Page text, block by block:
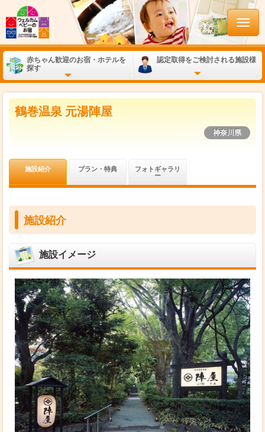
赤ちゃん歓迎のお宿・ホテルを
探す
認定取得をご検討される施設様
鶴巻温泉 元湯陣屋
神奈川県
施設紹介 プラン・特典 フォトギャラリ
ー
施設紹介
施設イメージ